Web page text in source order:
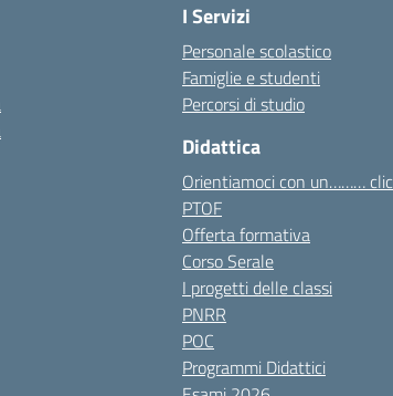
I Servizi
Personale scolastico
Famiglie e studenti
Percorsi di studio
Didattica
Orientiamoci con un………
PTOF
Offerta formativa
Corso Serale
I progetti delle classi
PNRR
POC
Programmi Didattici